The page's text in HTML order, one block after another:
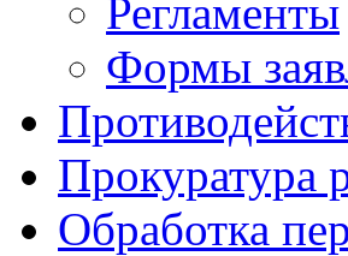
Регламенты
Формы
Прокуратура
Обработка